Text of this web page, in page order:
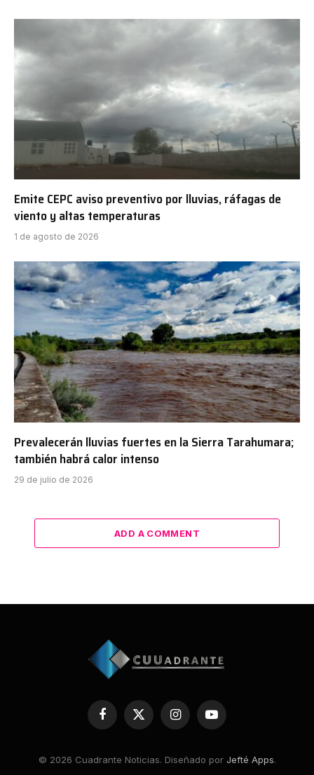
Emite CEPC aviso preventivo por lluvias, ráfagas de
viento y altas temperaturas
1 de agosto de 2026
Prevalecerán lluvias fuertes en la Sierra Tarahumara;
también habrá calor intenso
29 de julio de 2026
ADD A COMMENT
Facebook
X
(Twitter)
InstagramYouTube
© 2026 Cuadrante Noticias. Diseñado por Jefté Apps.